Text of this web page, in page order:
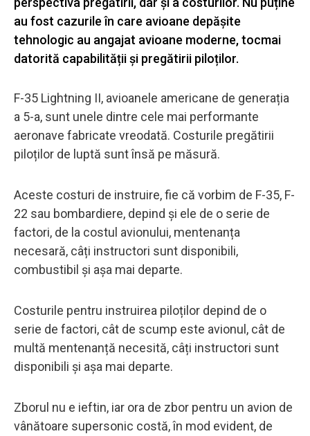
au fost cazurile în care avioane depășite
tehnologic au angajat avioane moderne, tocmai
datorită capabilității și pregătirii piloților.
F-35 Lightning II, avioanele americane de generația
a 5-a, sunt unele dintre cele mai performante
aeronave fabricate vreodată. Costurile pregătirii
piloților de luptă sunt însă pe măsură.
Aceste costuri de instruire, fie că vorbim de F-35, F-
22 sau bombardiere, depind și ele de o serie de
factori, de la costul avionului, mentenanța
necesară, câți instructori sunt disponibili,
combustibil și așa mai departe.
Costurile pentru instruirea piloților depind de o
serie de factori, cât de scump este avionul, cât de
multă mentenanță necesită, câți instructori sunt
disponibili și așa mai departe.
Zborul nu e ieftin, iar ora de zbor pentru un avion de
vânătoare supersonic costă, în mod evident, de